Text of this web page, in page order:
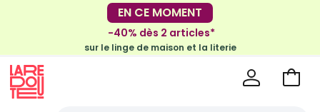
-30€ tous les 100€*
sur le meuble & la déco
-40% dès 2 articles*
sur le linge de maison et la literie
Voir